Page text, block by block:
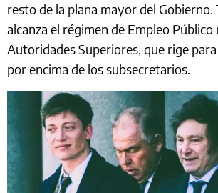
resto de la plana mayor del Gobierno.
alcanza el régimen de Empleo Público
Autoridades Superiores, que rige
por encima de los subsecretarios.